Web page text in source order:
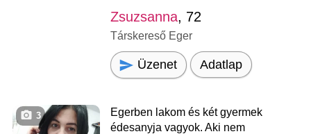
Zsuzsanna, 72
Társkereső Eger
Üzenet Adatlap
3
Egerben lakom és két gyermek
édesanyja vagyok. Aki nem